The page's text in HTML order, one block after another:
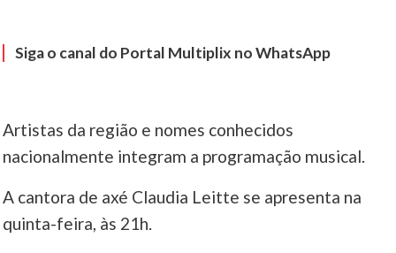
Siga o canal do Portal Multiplix no WhatsApp
Artistas da região e nomes conhecidos
nacionalmente integram a programação musical.
A cantora de axé Claudia Leitte se apresenta na
quinta-feira, às 21h.